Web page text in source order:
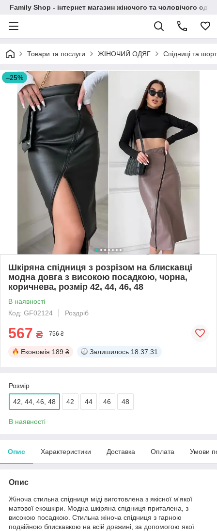
Family Shop - інтернет магазин жіночого та чоловічого
Товари та послуги ЖІНОЧИЙ ОДЯГ Спідницi та
–25%
Шкіряна спідниця з розрізом на блискавці
модна довга з високою посадкою, чорна,
коричнева, розмір 42, 44, 46, 48
В наявності
Код: GF02124
Роздріб
567 ₴ 756 ₴
Економія 189 ₴ Залишилось 18:37:31
Розмір
42, 44, 46, 48 42 44 46 48
В наявності
Опис Характеристики Доставка Оплата Умови
Опис
Жіноча стильна спідниця міді виготовлена з якісної м'якої
матової екошкіри. Модна шкіряна спідниця приталена, з
високою посадкою. Стильна жіноча спідниця з гарною
подвійною блискавкою на всій довжині, за допомогою якої